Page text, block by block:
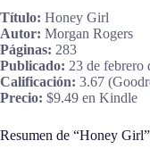
Título: Honey Girl
Autor: Morgan Rogers
Páginas: 283
Publicado: 23 de febrero
Calificación: 3.67
Precio: $9.49 en Kindle
Resumen de “Honey Girl”